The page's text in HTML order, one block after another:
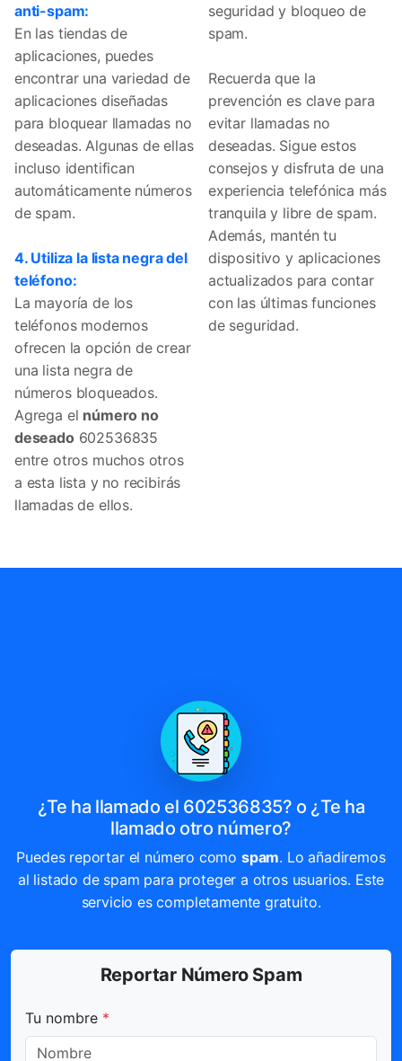
anti-spam:
En las tiendas de
aplicaciones, puedes
encontrar una variedad de
aplicaciones diseñadas
para bloquear llamadas no
deseadas. Algunas de ellas
incluso identifican
automáticamente números
de spam.
4. Utiliza la lista negra del
teléfono:
La mayoría de los
teléfonos modernos
ofrecen la opción de crear
una lista negra de
números bloqueados.
Agrega el número no
deseado 602536835
entre otros muchos otros
a esta lista y no recibirás
llamadas de ellos.
seguridad y bloqueo de
spam.
Recuerda que la
prevención es clave para
evitar llamadas no
deseadas. Sigue estos
consejos y disfruta de una
experiencia telefónica más
tranquila y libre de spam.
Además, mantén tu
dispositivo y aplicaciones
actualizados para contar
con las últimas funciones
de seguridad.
¿Te ha llamado el 602536835? o ¿Te ha
llamado otro número?
Puedes reportar el número como spam. Lo añadiremos
al listado de spam para proteger a otros usuarios. Este
servicio es completamente gratuito.
Reportar Número Spam
Tu nombre *